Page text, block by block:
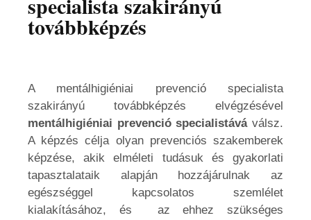
továbbképzés
A mentálhigiéniai prevenció specialista
szakirányú továbbképzés elvégzésével
mentálhigiéniai prevenció specialistáváválsz.
A képzés célja olyan prevenciós szakemberek
képzése, akik elméleti tudásuk és gyakorlati
tapasztalataik alapján hozzájárulnak az
egészséggel kapcsolatos szemlélet
kialakításához, és az ehhez szükséges